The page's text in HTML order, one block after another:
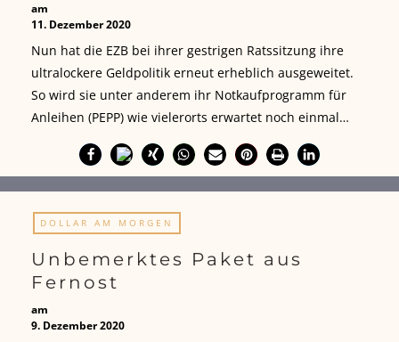
am
11. Dezember 2020
Nun hat die EZB bei ihrer gestrigen Ratssitzung ihre
ultralockere Geldpolitik erneut erheblich ausgeweitet.
So wird sie unter anderem ihr Notkaufprogramm für
Anleihen (PEPP) wie vielerorts erwartet noch einmal…
DOLLAR AM MORGEN
Unbemerktes Paket aus
Fernost
am
9. Dezember 2020